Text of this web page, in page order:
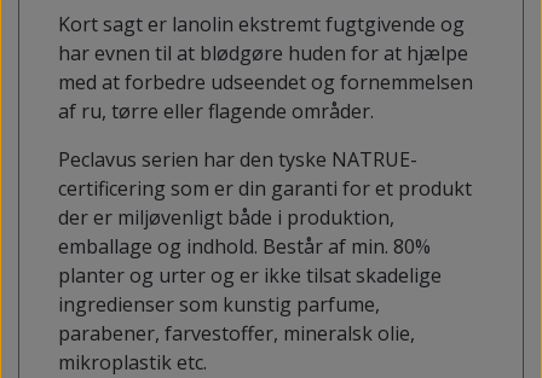
Kort sagt er lanolin ekstremt fugtgivende og
har evnen til at blødgøre huden for at hjælpe
med at forbedre udseendet og fornemmelsen
af ​​ru, tørre eller flagende områder.
Peclavus serien har den tyske NATRUE-
certificering som er din garanti for et produkt
der er miljøvenligt både i produktion,
emballage og indhold. Består af min. 80%
planter og urter og er ikke tilsat skadelige
ingredienser som kunstig parfume,
parabener, farvestoffer, mineralsk olie,
mikroplastik etc.